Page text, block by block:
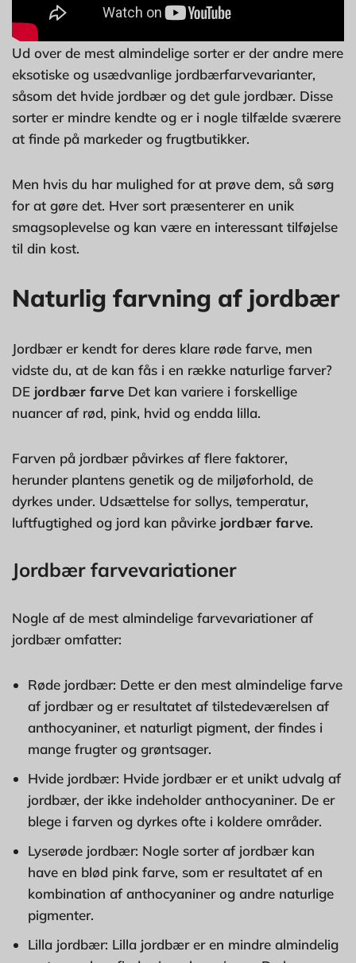
Ud over de mest almindelige sorter er der andre mere
eksotiske og usædvanlige jordbærfarvevarianter,
såsom det hvide jordbær og det gule jordbær. Disse
sorter er mindre kendte og er i nogle tilfælde sværere
at finde på markeder og frugtbutikker.
Men hvis du har mulighed for at prøve dem, så sørg
for at gøre det. Hver sort præsenterer en unik
smagsoplevelse og kan være en interessant tilføjelse
til din kost.
Naturlig farvning af jordbær
Jordbær er kendt for deres klare røde farve, men
vidste du, at de kan fås i en række naturlige farver?
DE jordbær farve Det kan variere i forskellige
nuancer af rød, pink, hvid og endda lilla.
Farven på jordbær påvirkes af flere faktorer,
herunder plantens genetik og de miljøforhold, de
dyrkes under. Udsættelse for sollys, temperatur,
luftfugtighed og jord kan påvirke jordbær farve.
Jordbær farvevariationer
Nogle af de mest almindelige farvevariationer af
jordbær omfatter:
Røde jordbær: Dette er den mest almindelige farve
af jordbær og er resultatet af tilstedeværelsen af
anthocyaniner, et naturligt pigment, der findes i
mange frugter og grøntsager.
Hvide jordbær: Hvide jordbær er et unikt udvalg af
jordbær, der ikke indeholder anthocyaniner. De er
blege i farven og dyrkes ofte i koldere områder.
Lyserøde jordbær: Nogle sorter af jordbær kan
have en blød pink farve, som er resultatet af en
kombination af anthocyaniner og andre naturlige
pigmenter.
Lilla jordbær: Lilla jordbær er en mindre almindelig